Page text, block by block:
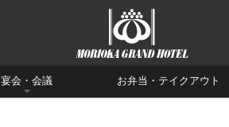
宴会・会議 お弁当・テイクアウト